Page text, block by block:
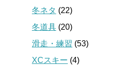
冬ネタ (22)
冬道具 (20)
滑走・練習 (53)
XCスキー (4)